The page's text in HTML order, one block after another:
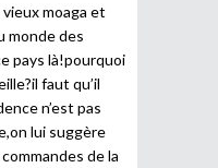
moaga et
monde des
pays là!pourquoi
faut qu’il
n’est pas
lui suggère
de la